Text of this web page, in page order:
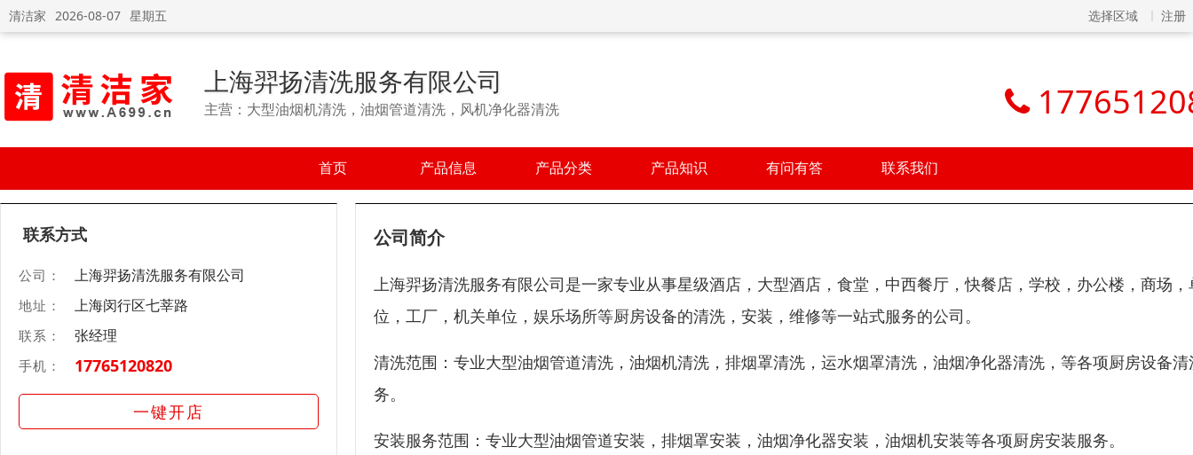
清洁家 2026-08-07 星期五 选择区域 注册
上海羿扬清洗服务有限公司
主营：大型油烟机清洗，油烟管道清洗，风机净化器清洗
首页 产品信息 产品分类 产品知识 有问有答 联系我们
联系方式
公司： 上海羿扬清洗服务有限公司
地址： 上海闵行区七莘路
联系： 张经理
手机： 17765120820
一键开店
公司简介
上海羿扬清洗服务有限公司是一家专业从事星级酒店，大型酒店，食堂，中西餐厅，快餐店，学校，办公楼，商场，
位，工厂，机关单位，娱乐场所等厨房设备的清洗，安装，维修等一站式服务的公司。
清洗范围：专业大型油烟管道清洗，油烟机清洗，排烟罩清洗，运水烟罩清洗，油烟净化器清洗，等各项厨房设备清
务。
安装服务范围：专业大型油烟管道安装，排烟罩安装，油烟净化器安装，油烟机安装等各项厨房安装服务。